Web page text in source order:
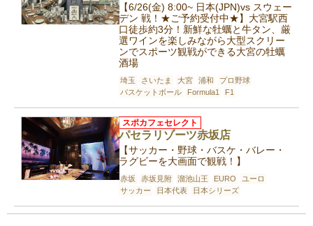
【6/26(金) 8:00~ 日本(JPN)vs スウェー
デン 戦！★ご予約受付中★】大宮駅西
口徒歩約3分！新鮮な牡蠣と牛タン、厳
選ワインを楽しみながら大型スクリー
ンでスポーツ観戦ができる大宮の牡蠣
酒場
埼玉 さいたま 大宮 浦和
プロ野球
バスケットボール
Formula1 F1
パセラリゾーツ赤坂店
スポカフェセレクト
【サッカー・野球・バスケ・バレー・
ラグビーを大画面で観戦！】
赤坂 赤坂見附 溜池山王 EURO
ユーロ
サッカー
日本代表 日本シリーズ